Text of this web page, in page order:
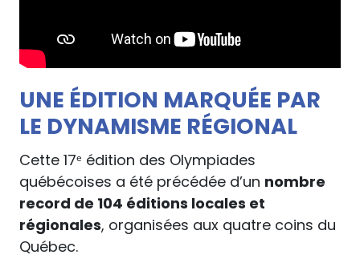
UNE ÉDITION MARQUÉE PAR
LE DYNAMISME RÉGIONAL
Cette 17ᵉ édition des Olympiades
québécoises a été précédée d’un nombre
record de 104 éditions locales et
régionales, organisées aux quatre coins du
Québec.